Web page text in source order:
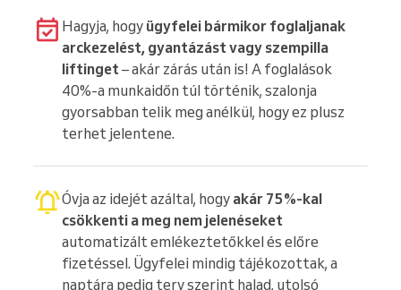
Hagyja, hogy ügyfelei bármikor foglaljanak
arckezelést, gyantázást vagy szempilla
liftinget – akár zárás után is! A foglalások
40%-a munkaidőn túl történik, szalonja
gyorsabban telik meg anélkül, hogy ez plusz
terhet jelentene.
Óvja az idejét azáltal, hogy akár 75%-kal
csökkenti a meg nem jelenéseket
automatizált emlékeztetőkkel és előre
fizetéssel. Ügyfelei mindig tájékozottak, a
naptára pedig terv szerint halad, utolsó